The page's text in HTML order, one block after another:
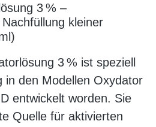
3 % –
kleiner
3 % ist speziell
in den Modellen Oxydator
entwickelt worden. Sie
Quelle für aktivierten